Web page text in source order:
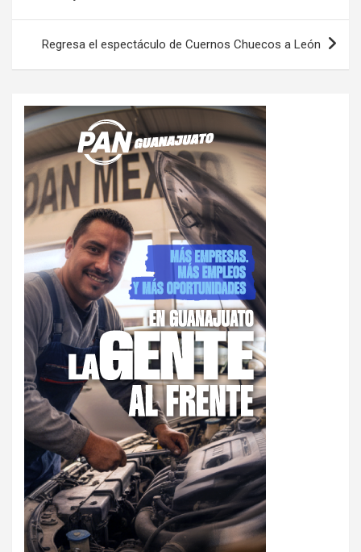
entradas
Regresa el espectáculo de Cuernos Chuecos a León